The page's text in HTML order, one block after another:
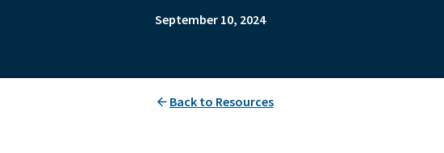
September 10, 2024
Back to Resources